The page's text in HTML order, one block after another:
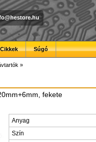
Cikkek Súgó
»
fekete
Anyag
Szín